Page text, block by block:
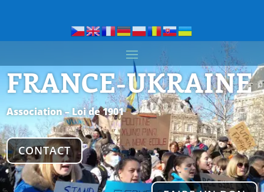
FRANCE-UKRAINE
Association – Loi de 1901
CONTACT